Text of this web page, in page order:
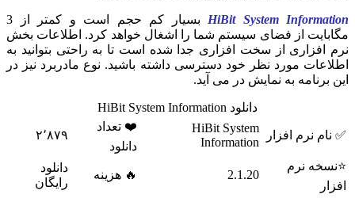
HiBit System Information
بسیار کم حجم است و کمتر از 3
مگابایت از فضای سیستم شما را اشغال خواهد کرد. اطلاعات بخش
نرم افزاری از سخت افزاری جدا شده است تا به راحتی بتوانید به
اطلاعات مورد نظر خود دسترسی داشته باشید. نوع مادربرد نیز در
این برنامه به نمایش در می آید.
دانلود HiBit System Information
✅ نام نرم افزار
HiBit System
Information
❤️ تعداد
دانلود
۲٬۸۷۹
⭐نسخه نرم
افزار
2.1.20 🔥 هزینه
دانلود
رایگان